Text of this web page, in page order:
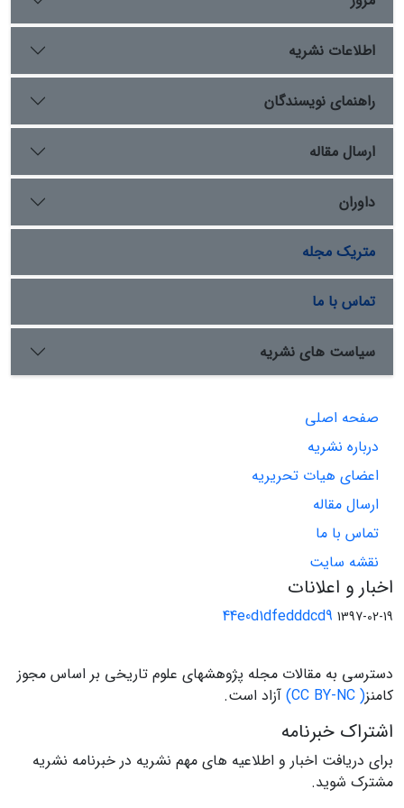
انسانی به حقوق بین­الملل و تجزیه و تحلیل رفتار و عملکرد
دولت­ها با معیار حقوق بشر جدیدترین مرحله از فرایند گذر
دولت است.
اطلاعات نشریه
راهنمای نویسندگان
ارسال مقاله
داوران
متریک مجله
تماس با ما
سیاست های نشریه
صفحه اصلی
درباره نشریه
اعضای هیات تحریریه
ارسال مقاله
تماس با ما
نقشه سایت
اخبار و اعلانات
44e0d1dfedddcd9 1397-02-19
دسترسی به مقالات مجله پژوهشهای علوم تاریخی بر اساس مجوز
کامنز( CC BY-NC) آزاد است.
اشتراک خبرنامه
برای دریافت اخبار و اطلاعیه های مهم نشریه در خبرنامه نشریه
مشترک شوید.